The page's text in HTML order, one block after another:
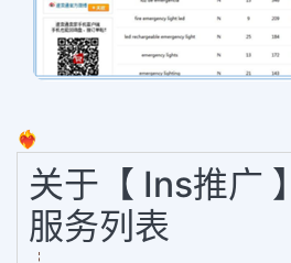
❤️‍🔥
关于【 Ins推广
服务列表